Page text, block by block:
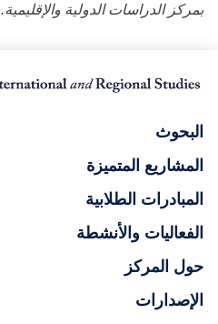
بمركز الدراسات الدولية والإقليمية.
البحوث
المشاريع المتميزة
المبادرات الطلابية
الفعاليات والأنشطة
حول المركز
الإصدارات